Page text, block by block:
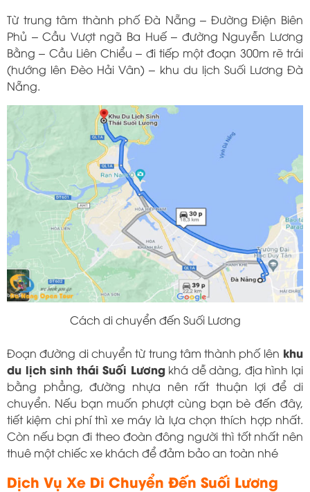
Từ trung tâm thành phố Đà Nẵng – Đường Điện Biên
Phủ – Cầu Vượt ngã Ba Huế – đường Nguyễn Lương
Bằng – Cầu Liên Chiểu – đi tiếp một đoạn 300m rẽ trái
(hướng lên Đèo Hải Vân) – khu du lịch Suối Lương Đà
Nẵng.
Cách di chuyển đến Suối Lương
Đoạn đường di chuyển từ trung tâm thành phố lên khu
du lịch sinh thái Suối Lươngkhá dễ dàng, địa hình lại
bằng phẳng, đường nhựa nên rất thuận lợi để di
chuyển. Nếu bạn muốn phượt cùng bạn bè đến đây,
tiết kiệm chi phí thì xe máy là lựa chọn thích hợp nhất.
Còn nếu bạn đi theo đoàn đông người thì tốt nhất nên
thuê một chiếc xe khách để đảm bảo an toàn nhé
Dịch Vụ Xe Di Chuyển Đến Suối Lương